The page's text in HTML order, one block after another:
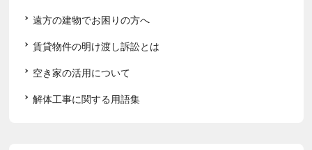
遠方の建物でお困りの方へ
賃貸物件の明け渡し訴訟とは
空き家の活用について
解体工事に関する用語集